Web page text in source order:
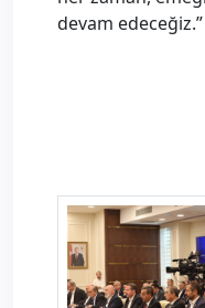
devam edeceğiz.”